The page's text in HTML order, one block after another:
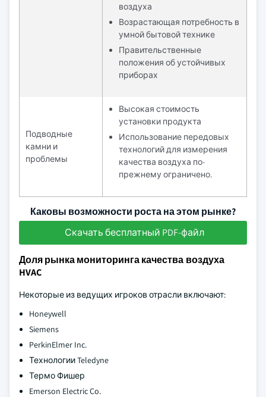
воздуха
Возрастающая потребность в
умной бытовой технике
Правительственные
положения об устойчивых
приборах
Подводные
камни и
проблемы
Высокая стоимость
установки продукта
Использование передовых
технологий для измерения
качества воздуха по-
прежнему ограничено.
Каковы возможности роста на этом рынке?
Скачать бесплатный PDF-файл
Доля рынка мониторинга качества воздуха
HVAC
Некоторые из ведущих игроков отрасли включают:
Honeywell
Siemens
PerkinElmer Inc.
Технологии Teledyne
Термо Фишер
Emerson Electric Co.